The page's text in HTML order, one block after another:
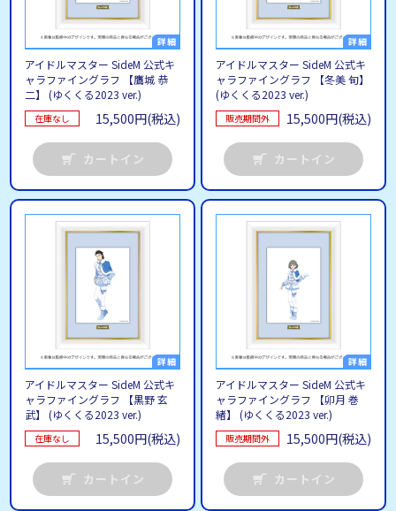
アイドルマスター SideM 公式キ
ャラファイングラフ 【鷹城 恭
二】 (ゆくくる2023 ver.)
在庫なし 15,500円(税込)
カートイン
アイドルマスター SideM 公式キ
ャラファイングラフ 【冬美 旬】
(ゆくくる2023 ver.)
販売期間外 15,500円(税込)
カートイン
アイドルマスター SideM 公式キ
ャラファイングラフ 【黒野 玄
武】 (ゆくくる2023 ver.)
在庫なし 15,500円(税込)
カートイン
アイドルマスター SideM 公式キ
ャラファイングラフ 【卯月 巻
緒】 (ゆくくる2023 ver.)
販売期間外 15,500円(税込)
カートイン